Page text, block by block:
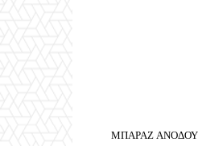
ΜΠΑΡΆΖ ΑΝΌΔΟΥ